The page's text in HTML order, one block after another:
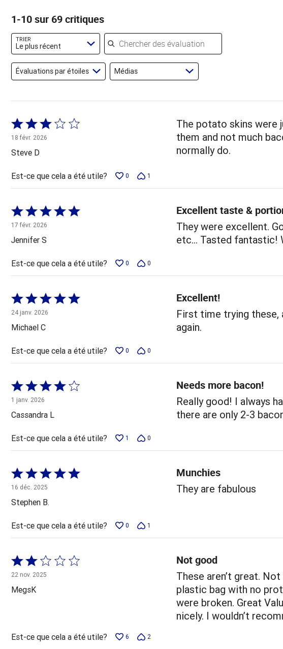
évaluateurs
1-10 sur 69 critiques
TRIER
Le plus récent
Chercher des évaluations
Évaluations par étoiles Médias
Coté
3 sur
5
18 févr. 2026
Steve D
The potato skins were
them and not much
normally do.
Est-ce que cela a été utile? 0 1
Coté
5 sur
5
17 févr. 2026
Jennifer S
Excellent taste &
They were excellent.
etc... Tasted fantastic!
Est-ce que cela a été utile? 0 0
Coté
5 sur
5
24 janv. 2026
Michael C
Excellent!
First time trying these,
again.
Est-ce que cela a été utile? 0 0
Coté
4 sur
5
1 janv. 2026
Cassandra L
Needs more bacon!
Really good! I always
there are only 2-3
Est-ce que cela a été utile? 1 0
Coté
5 sur
5
16 déc. 2025
Stephen B.
Munchies
They are fabulous
Est-ce que cela a été utile? 0 1
Coté
2 sur
5
22 nov. 2025
MegsK
Not good
These aren’t great.
plastic bag with no
were broken. Great
nicely. I wouldn’t
Est-ce que cela a été utile? 6 2